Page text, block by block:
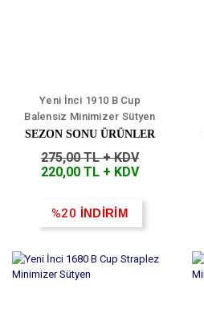
Yeni İnci 1910 B Cup
Balensiz Minimizer Sütyen
SEZON SONU ÜRÜNLER
275,00 TL + KDV
220,00 TL + KDV
%20 İNDİRİM